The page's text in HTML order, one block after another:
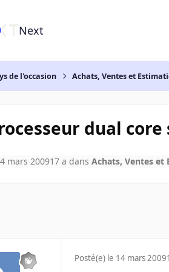
Next
de l'occasion Achats, Ventes et
dual core
mars 200917 a dans Achats, Ventes et
Posté(e) le 14 mars 2009